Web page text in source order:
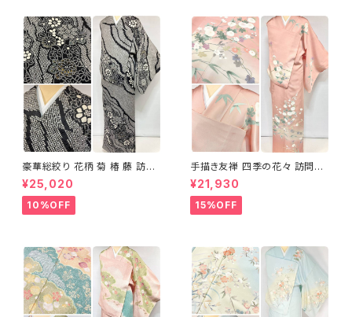
豪華総絞り 花柄 菊 椿 藤 訪問
着 鹿の子絞り ラメ 正絹 黒 白
グレー 1435
¥25,020
10%OFF
手描き友禅 四季の花々 訪問着
袷 正絹 サーモンピンク クリー
ム 白 桃花色 1434
¥21,930
15%OFF